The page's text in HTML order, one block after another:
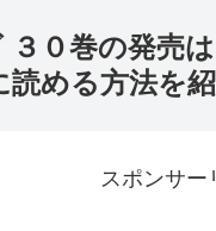
０巻の発売
める方法を
スポンサー